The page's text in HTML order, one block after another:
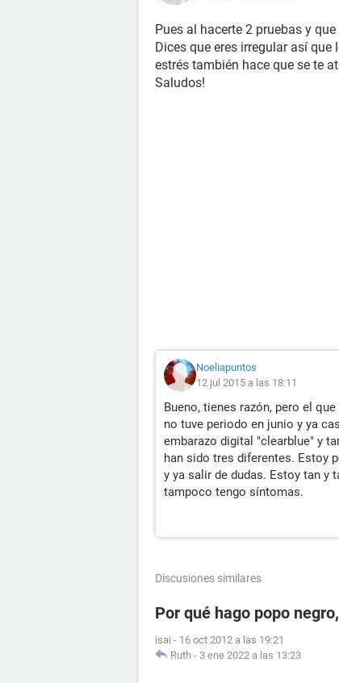
Pues al hacerte 2 pruebas y
Dices que eres irregular así
estrés también hace que se te
Saludos!
Noeliapuntos
12 jul 2015 a las 18:11
Bueno, tienes razón, pero el
no tuve periodo en junio y ya
embarazo digital "clearblue" y
han sido tres diferentes. Estoy
y ya salir de dudas. Estoy tan y
tampoco tengo síntomas.
Discusiones similares
Por qué hago popo
isai - 16 oct 2012 a las 19:21
Ruth - 3 ene 2022 a las 13:23